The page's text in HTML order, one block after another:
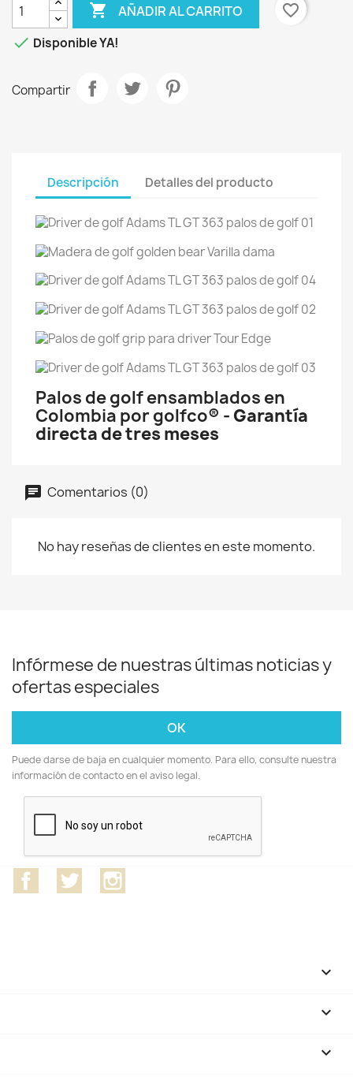
 AÑADIR AL CARRITO
favorite_border
 Disponible YA!
Compartir
Descripción Detalles del producto
Palos de golf ensamblados en
Colombia por golfco® - Garantía
directa de tres meses
Comentarios (0)
No hay reseñas de clientes en este momento.
Infórmese de nuestras últimas noticias y
ofertas especiales
Puede darse de baja en cualquier momento. Para ello, consulte nuestra
información de contacto en el aviso legal.
FacebookTwitter


